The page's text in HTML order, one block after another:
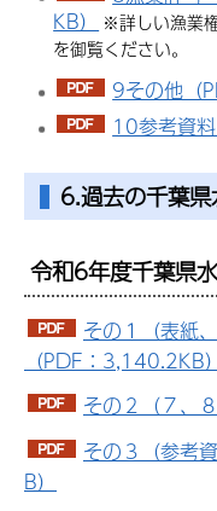
KB）
※詳しい漁業
を御覧ください。
9その他（
10参考資
6.過去の千葉
令和6年度千葉県
その１（表紙
（PDF：3,140.2KB）
その２（７、
その３（参考
B）